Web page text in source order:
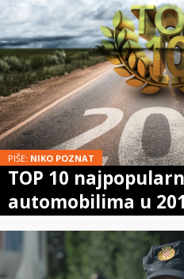
PIŠE: NIKO POZNAT
TOP 10
automobilima u